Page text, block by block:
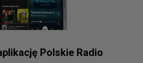
Polskie Radio